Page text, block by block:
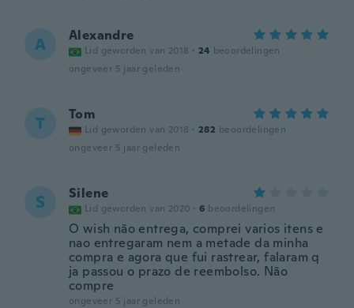
A Alexandre
Lid geworden van 2018 · 24 beoordelingen
ongeveer 5 jaar geleden
T Tom
Lid geworden van 2018 · 282 beoordelingen
ongeveer 5 jaar geleden
S Silene
Lid geworden van 2020 · 6 beoordelingen
O wish não entrega, comprei varios itens e
nao entregaram nem a metade da minha
compra e agora que fui rastrear, falaram q
ja passou o prazo de reembolso. Não
compre
ongeveer 5 jaar geleden